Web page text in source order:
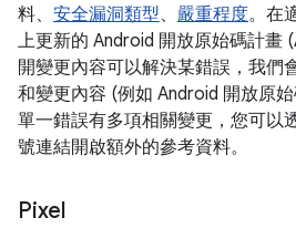
料、 安全漏洞類型、 嚴重程度。在
上更新的 Android 開放原始碼計畫
開變更內容可以解決某錯誤，我們
和變更內容 (例如 Android 開放原
單一錯誤有多項相關變更，您可以
號連結開啟額外的參考資料。
Pixel